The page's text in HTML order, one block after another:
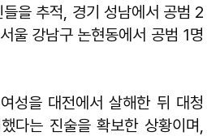
을 추적, 경기 성남에서 공범 2
울 강남구 논현동에서 공범 1명
성을 대전에서 살해한 뒤 대청
다는 진술을 확보한 상황이며,